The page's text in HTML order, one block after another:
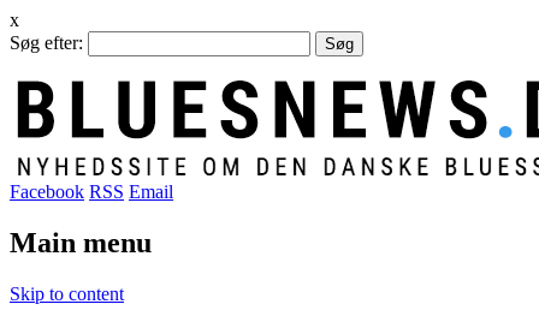
x
Søg efter:
Facebook RSS Email
Main menu
Skip to content